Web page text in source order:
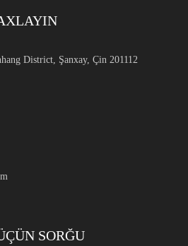
District, Şanxay, Çin 201112
SORĞU